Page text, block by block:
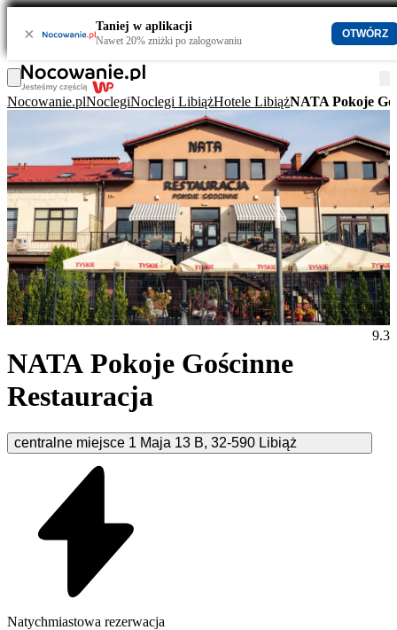
× Taniej w aplikacji
Nawet 20% zniżki po zalogowaniu
OTWÓRZ
Nocowanie.plNoclegiNoclegi LibiążHotele LibiążNATA Pokoje
NATA Pokoje Gościnne
Restauracja
centralne miejsce 1 Maja 13 B, 32-590 Libiąż
9.3
Natychmiastowa rezerwacja